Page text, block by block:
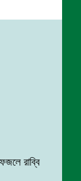
: ফজলে রাব্বি